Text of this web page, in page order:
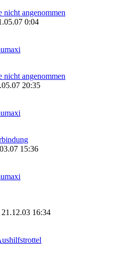
nicht angenommen
0:04
nicht angenommen
20:35
15:36
21.12.03 16:34